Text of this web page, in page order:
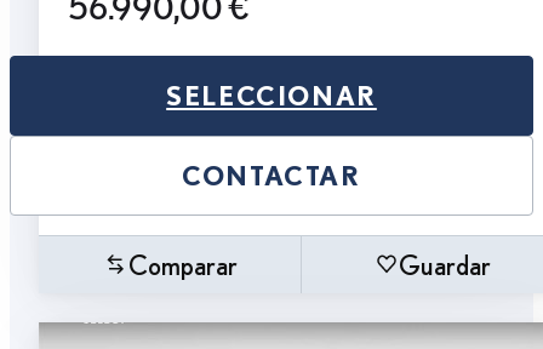
SELECCIONAR
CONTACTAR
Comparar Guardar